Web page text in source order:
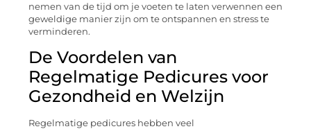
nemen van de tijd om je voeten te laten verwennen een
geweldige manier zijn om te ontspannen en stress te
verminderen.
De Voordelen van
Regelmatige Pedicures voor
Gezondheid en Welzijn
Regelmatige pedicures hebben veel